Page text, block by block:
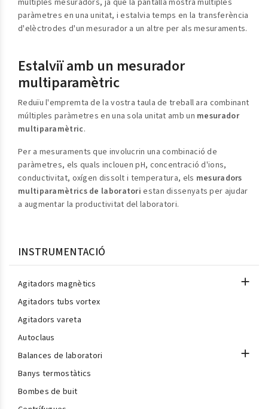
múltiples mesuradors, ja que la pantalla mostra múltiples
paràmetres en una unitat, i estalvia temps en la transferència
d'elèctrodes d'un mesurador a un altre per als mesuraments.
Estalviï amb un mesurador
multiparamètric
Reduïu l'empremta de la vostra taula de treball ara combinant
múltiples paràmetres en una sola unitat amb un mesurador
multiparamètric.
Per a mesuraments que involucrin una combinació de
paràmetres, els quals inclouen pH, concentració d'ions,
conductivitat, oxígen dissolt i temperatura, els mesuradors
multiparamètrics de laboratori estan dissenyats per ajudar
a augmentar la productivitat del laboratori.
INSTRUMENTACIÓ
Agitadors magnètics 
Agitadors tubs vortex
Agitadors vareta
Autoclaus
Balances de laboratori

Banys termostàtics
Bombes de buit